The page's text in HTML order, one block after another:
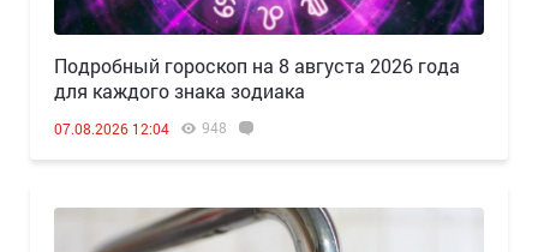
Подробный гороскоп на 8 августа 2026 года
для каждого знака зодиака
07.08.2026 12:04 948